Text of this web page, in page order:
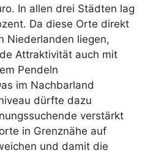
In allen drei Städten lag
Da diese Orte direkt
Niederlanden liegen,
Attraktivität auch mit
Pendeln
im Nachbarland
dürfte dazu
verstärkt
in Grenznähe auf
und damit die